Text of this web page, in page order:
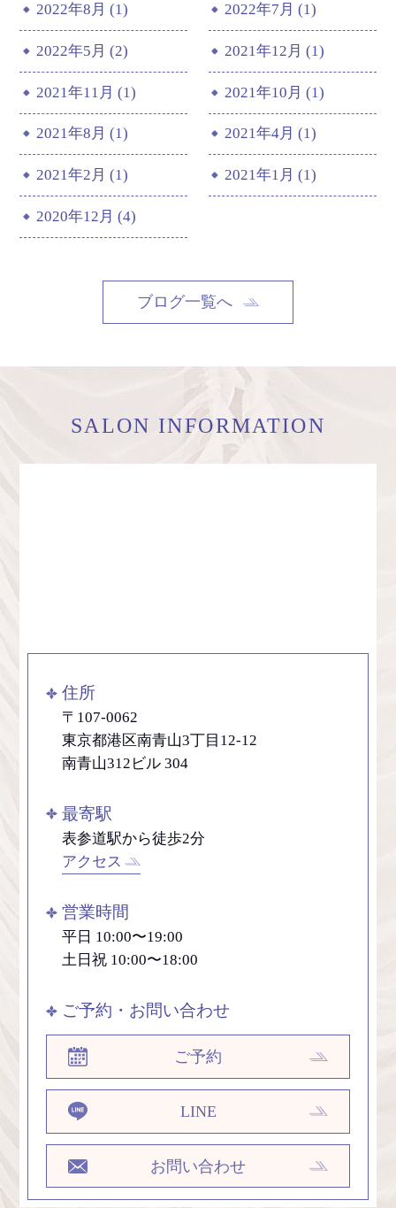
2022年8月 (1) 2022年7月 (1)
2022年5月 (2) 2021年12月 (1)
2021年11月 (1) 2021年10月 (1)
2021年8月 (1) 2021年4月 (1)
2021年2月 (1) 2021年1月 (1)
2020年12月 (4)
ブログ一覧へ
SALON INFORMATION
住所
〒107-0062
東京都港区南青山3丁目12-12
南青山312ビル 304
最寄駅
表参道駅から徒歩2分
アクセス
営業時間
平日 10:00〜19:00
土日祝 10:00〜18:00
ご予約・お問い合わせ
ご予約
LINE
お問い合わせ